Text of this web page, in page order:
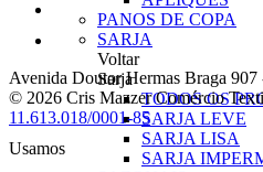
PANOS DE COPA
SARJA
Voltar
Sarja
TODOS OS
SARJA LEVE
SARJA LISA
SARJA
Avenida Doutor Hermas Braga 907
© 2026 Cris Mazzer Comércio
11.613.018/0001-85
Usamos